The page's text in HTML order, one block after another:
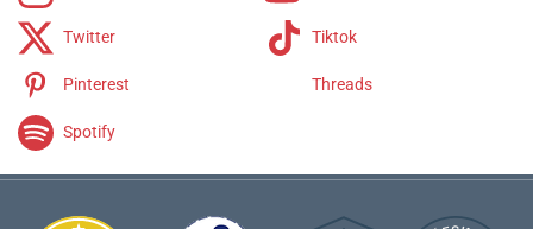
Twitter Tiktok
Pinterest Threads
Spotify